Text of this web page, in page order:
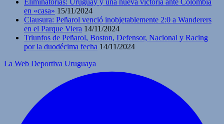
Eliminatorias: Uruguay y una nueva victoria ante Colombia
en «casa» 15/11/2024
Clausura: Peñarol venció inobjetablemente 2:0 a Wanderers
en el Parque Viera 14/11/2024
Triunfos de Peñarol, Boston, Defensor, Nacional y Racing
por la duodécima fecha 14/11/2024
La Web Deportiva Uruguaya